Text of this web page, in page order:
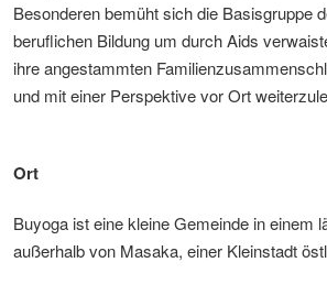
Besonderen bemüht sich die Basisgruppe
beruflichen Bildung um durch Aids
ihre angestammten
und mit einer Perspektive vor Ort
Ort
Buyoga ist eine kleine Gemeinde in einem
außerhalb von Masaka, einer Kleinstadt